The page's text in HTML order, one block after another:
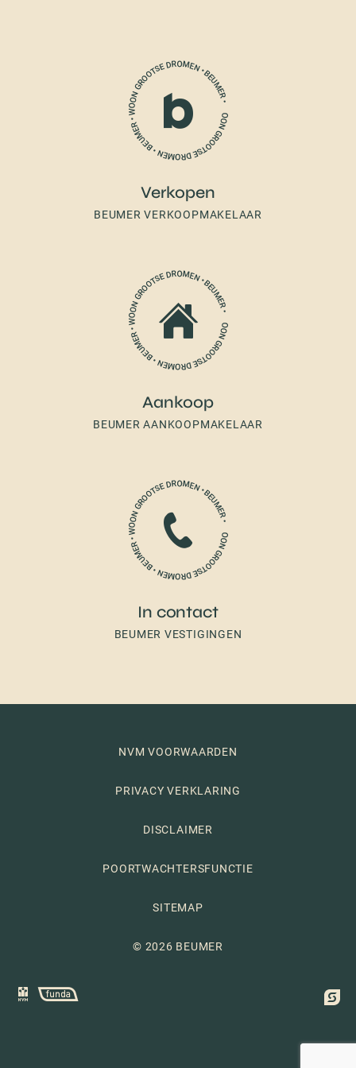
Verkopen
BEUMER VERKOOPMAKELAAR
Aankoop
BEUMER AANKOOPMAKELAAR
In contact
BEUMER VESTIGINGEN
NVM VOORWAARDEN
PRIVACY VERKLARING
DISCLAIMER
POORTWACHTERSFUNCTIE
SITEMAP
© 2026 BEUMER